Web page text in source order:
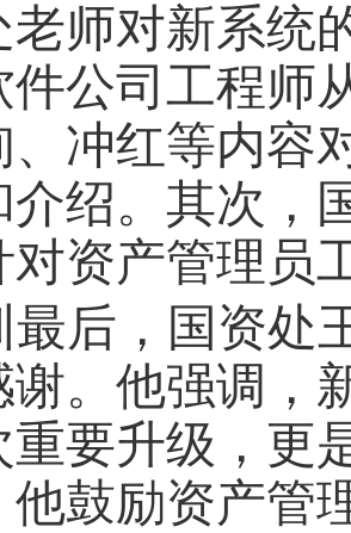
老师对新系统
件公司工程师
、冲红等内容
介绍。其次，
对资产管理员
最后，国资处
谢。他强调，
重要升级，更
他鼓励资产管